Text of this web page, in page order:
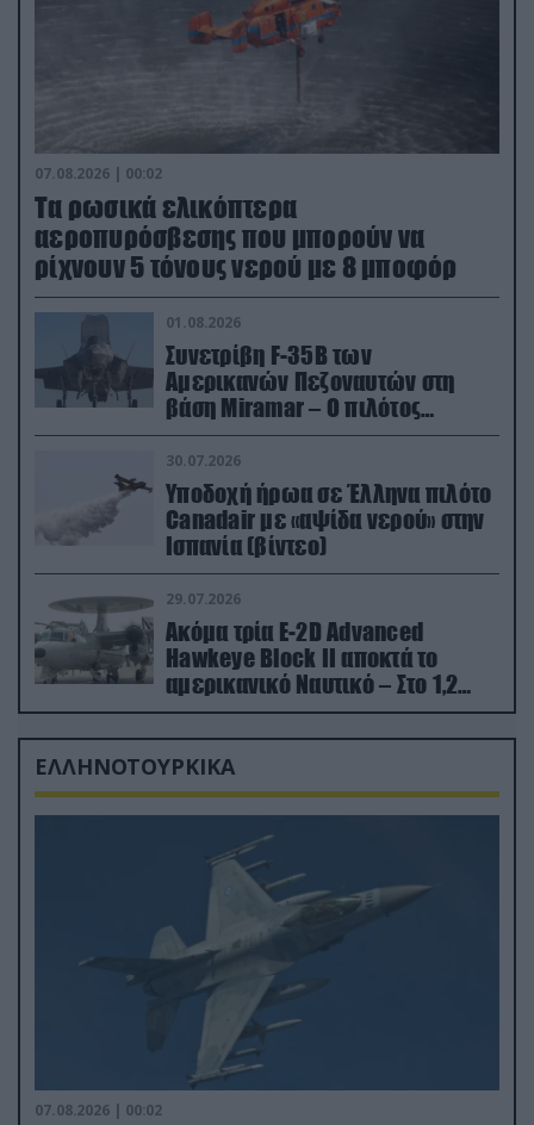
07.08.2026 | 00:02
Τα ρωσικά ελικόπτερα
αεροπυρόσβεσης που μπορούν να
ρίχνουν 5 τόνους νερού με 8 μποφόρ
01.08.2026
Συνετρίβη F-35B των
Αμερικανών Πεζοναυτών στη
βάση Miramar – Ο πιλότος
εκτινάχθηκε εγκαίρως
30.07.2026
Υποδοχή ήρωα σε Έλληνα πιλότο
Canadair με «αψίδα νερού» στην
Ισπανία (βίντεο)
29.07.2026
Ακόμα τρία E-2D Advanced
Hawkeye Block II αποκτά το
αμερικανικό Ναυτικό – Στο 1,2
δισ.δολάρια το κόστος
ΕΛΛΗΝΟΤΟΥΡΚΙΚΑ
07.08.2026 | 00:02